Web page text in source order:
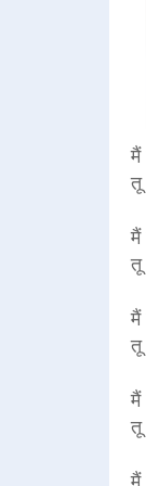
मैं
तू
मैं
तू
मैं
तू
मैं
तू
मैं